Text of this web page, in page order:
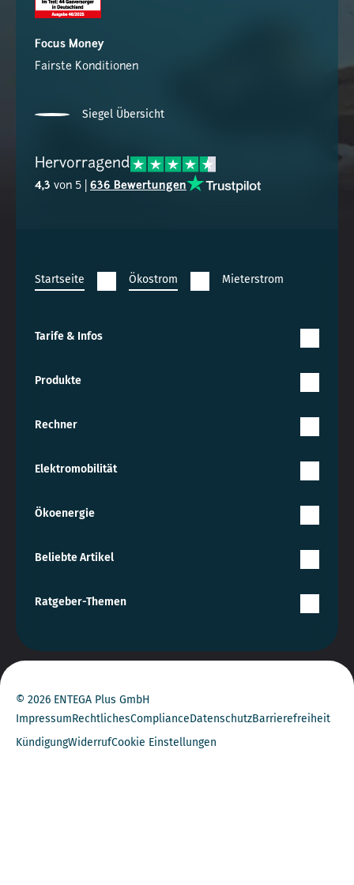
Focus Money
Fairste Konditionen
Siegel Übersicht
Hervorragend
4,3 von 5 | 636 Bewertungen
Startseite Ökostrom Mieterstrom
Tarife & Infos
Produkte
Rechner
Elektromobilität
Ökoenergie
Beliebte Artikel
Ratgeber-Themen
© 2026 ENTEGA Plus GmbH
ImpressumRechtlichesComplianceDatenschutzBarrierefreiheit
KündigungWiderrufCookie Einstellungen